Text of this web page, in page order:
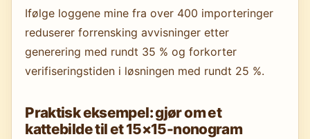
Ifølge loggene mine fra over 400 importeringer
reduserer forrensking avvisninger etter
generering med rundt 35 % og forkorter
verifiseringstiden i løsningen med rundt 25 %.
Praktisk eksempel: gjør om et
kattebilde til et 15×15-nonogram